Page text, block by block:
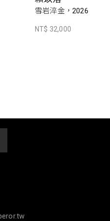
雪岩淬金，2026
NT$ 32,000